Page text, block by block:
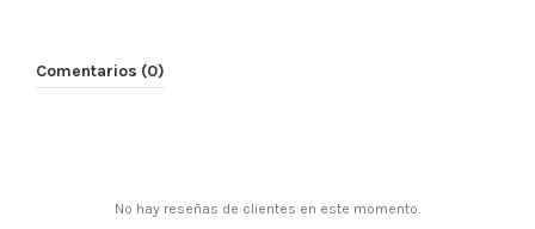
Comentarios (0)
No hay reseñas de clientes en este momento.